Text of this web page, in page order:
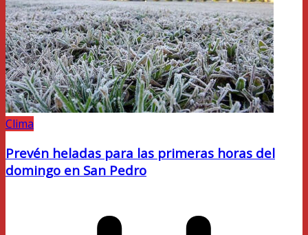
Clima
Prevén heladas para las primeras horas del
domingo en San Pedro